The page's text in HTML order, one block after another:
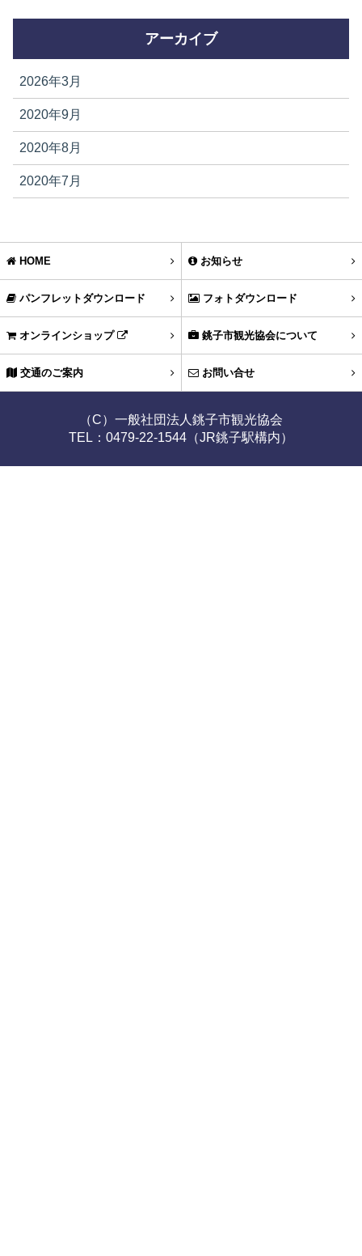
アーカイブ
2026年3月
2020年9月
2020年8月
2020年7月
HOME お知らせ
パンフレットダウンロード フォトダウンロード
オンラインショップ 銚子市観光協会について
交通のご案内 お問い合せ
（C）一般社団法人銚子市観光協会
TEL：0479-22-1544（JR銚子駅構内）